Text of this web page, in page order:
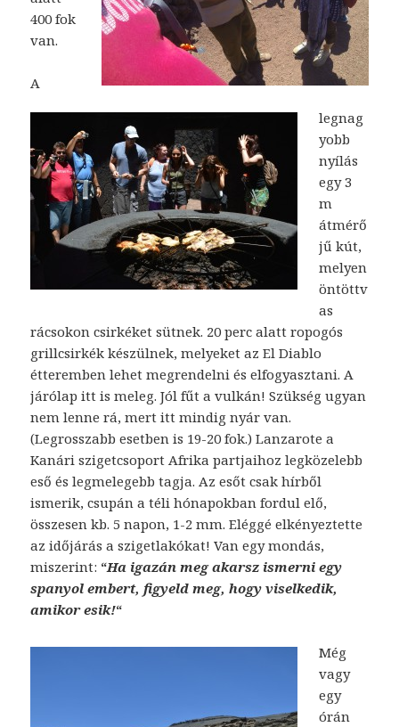
400 fok
van.
A
legnag
yobb
nyílás
egy 3
m
átmérő
jű kút,
melyen
öntöttv
as
rácsokon csirkéket sütnek. 20 perc alatt ropogós
grillcsirkék készülnek, melyeket az El Diablo
étteremben lehet megrendelni és elfogyasztani. A
járólap itt is meleg. Jól fűt a vulkán! Szükség ugyan
nem lenne rá, mert itt mindig nyár van.
(Legrosszabb esetben is 19-20 fok.) Lanzarote a
Kanári szigetcsoport Afrika partjaihoz legközelebb
eső és legmelegebb tagja. Az esőt csak hírből
ismerik, csupán a téli hónapokban fordul elő,
összesen kb. 5 napon, 1-2 mm. Eléggé elkényeztette
az időjárás a szigetlakókat! Van egy mondás,
miszerint: “Ha igazán meg akarsz ismerni egy
spanyol embert, figyeld meg, hogy viselkedik,
amikor esik!“
Még
vagy
egy
órán